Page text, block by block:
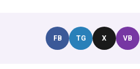
FB TG X VB